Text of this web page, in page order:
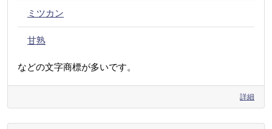
ミツカン
甘熟
などの文字商標が多いです。
詳細